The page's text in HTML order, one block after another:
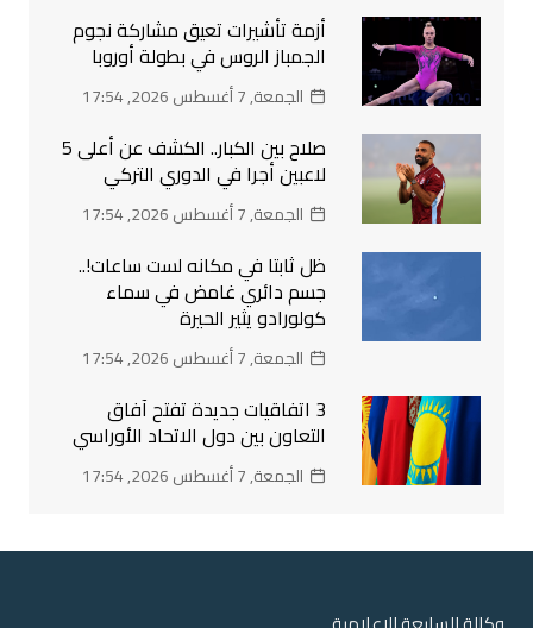
أزمة تأشيرات تعيق مشاركة نجوم
الجمباز الروس في بطولة أوروبا
الجمعة, 7 أغسطس 2026, 17:54
صلاح بين الكبار.. الكشف عن أعلى 5
لاعبين أجرا في الدوري التركي
الجمعة, 7 أغسطس 2026, 17:54
ظل ثابتا في مكانه لست ساعات!..
جسم دائري غامض في سماء
كولورادو يثير الحيرة
الجمعة, 7 أغسطس 2026, 17:54
3 اتفاقيات جديدة تفتح آفاق
التعاون بين دول الاتحاد الأوراسي
الجمعة, 7 أغسطس 2026, 17:54